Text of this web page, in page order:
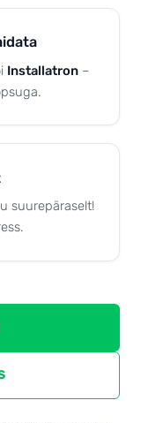
Installatron –
suurepäraselt!